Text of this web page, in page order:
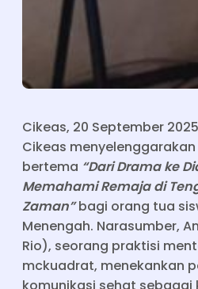
Cikeas, 20 September
Cikeas
bertema “Dari Drama ke
Memahami Remaja di
Zaman”bagi orang tua
Menengah. Narasumber,
Rio), seorang praktisi
mckuadrat, menekankan
komunikasi sehat sebagai